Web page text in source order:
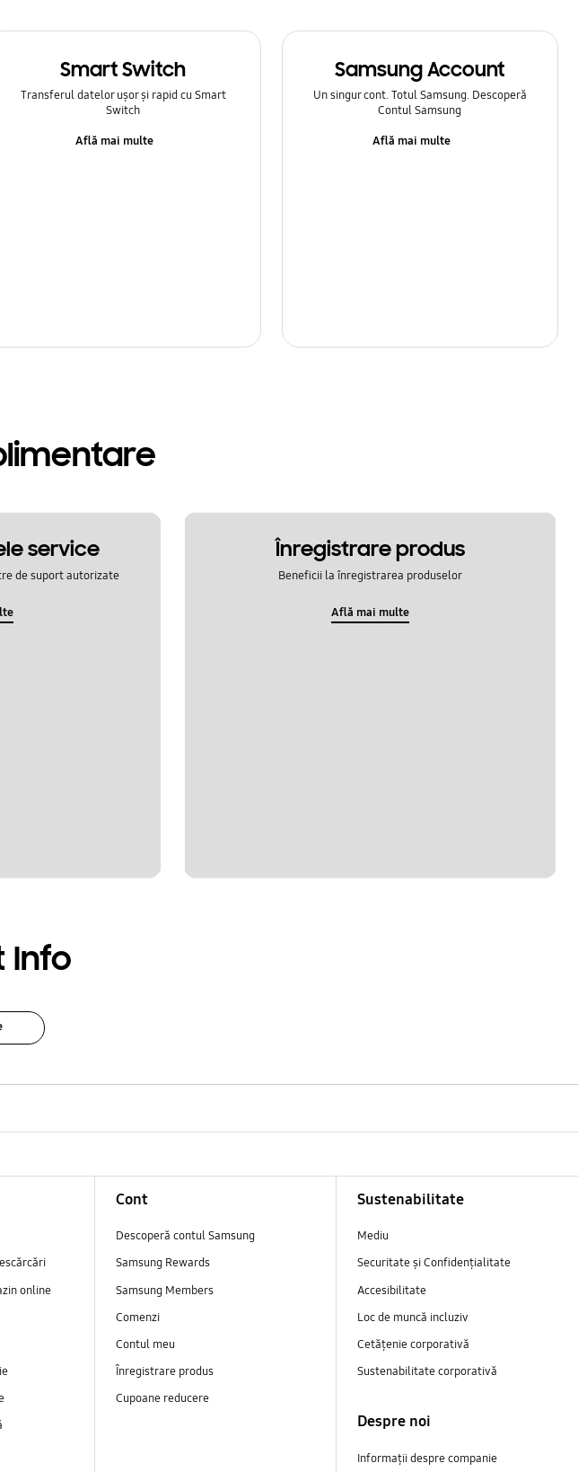
Smart Switch
Transferul datelor ușor și rapid cu Smart
Switch
Află mai multe
Samsung Account
Un singur cont. Totul Samsung. Descoperă
Contul Samsung
Află mai multe
service
de suport autorizate
Înregistrare produs
Beneficii la înregistrarea produselor
Află mai multe
Info
online
Cont
Descoperă contul Samsung
Samsung Rewards
Samsung Members
Comenzi
Contul meu
Înregistrare produs
Cupoane reducere
Sustenabilitate
Mediu
Securitate și Confidențialitate
Accesibilitate
Loc de muncă incluziv
Cetățenie corporativă
Sustenabilitate corporativă
Despre noi
Informații despre companie